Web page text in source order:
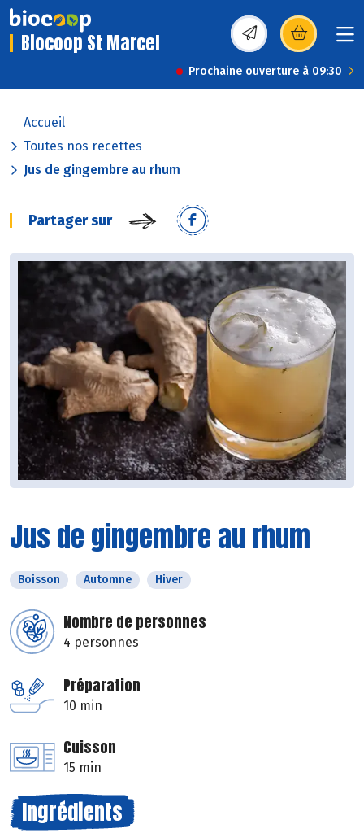
Biocoop St Marcel (s’ouvre dans une
Prochaine ouverture à 09:30
Accueil
Toutes nos recettes
Jus de gingembre au rhum
Partager sur
Jus de gingembre au rhum
Boisson Automne Hiver
Nombre de personnes
4 personnes
Préparation
10 min
Cuisson
15 min
Ingrédients